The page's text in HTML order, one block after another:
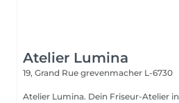
Atelier Lumina
19, Grand Rue grevenmacher L-6730
Atelier Lumina. Dein Friseur-Atelier